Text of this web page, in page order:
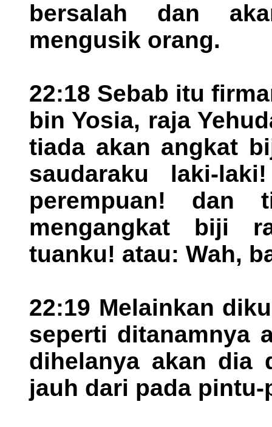
bersalah dan
mengusik orang.
22:18 Sebab itu
bin Yosia, raja
tiada akan angkat
saudaraku laki-
perempuan! dan
mengangkat biji
tuanku! atau: Wah,
22:19 Melainkan
seperti ditanamnya
dihelanya akan dia
jauh dari pada pintu-